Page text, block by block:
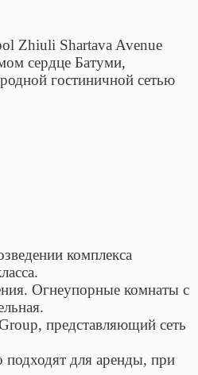
Zhiuli Shartava Avenue
сердце Батуми,
гостиничной сетью
комплекса
Огнеупорные комнаты с
представляющий сеть
для аренды, при